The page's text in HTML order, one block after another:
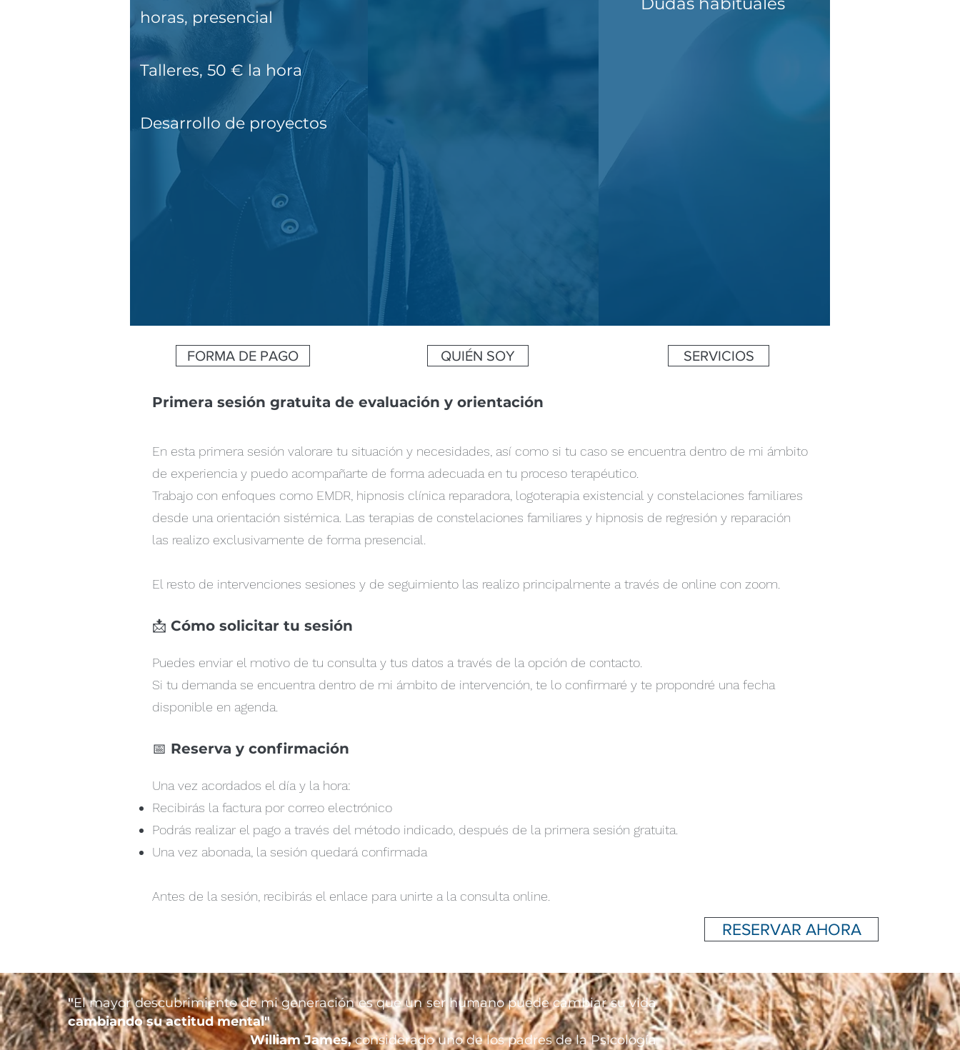
horas, presencial
Talleres, 50 € la hora
Desarrollo de proyectos
FORMA DE PAGO QUIÉN SOY SERVICIOS
Primera sesión gratuita de evaluación y orientación
En esta primera sesión valorare tu situación y necesidades, así como si tu caso se encuentra dentro de mi ámbito
de experiencia y puedo acompañarte de forma adecuada en tu proceso terapéutico.
Trabajo con enfoques como EMDR, hipnosis clínica reparadora, logoterapia existencial y constelaciones familiares
desde una orientación sistémica. Las terapias de constelaciones familiares y hipnosis de regresión y reparación
las realizo exclusivamente de forma presencial.
El resto de intervenciones sesiones y de seguimiento las realizo principalmente a través de online con zoom.
📩 Cómo solicitar tu sesión
Puedes enviar el motivo de tu consulta y tus datos a través de la opción de contacto.
Si tu demanda se encuentra dentro de mi ámbito de intervención, te lo confirmaré y te propondré una fecha
disponible en agenda.
📅 Reserva y confirmación
Una vez acordados el día y la hora:
Recibirás la factura por correo electrónico
Podrás realizar el pago a través del método indicado, después de la primera sesión gratuita.
Una vez abonada, la sesión quedará confirmada
Antes de la sesión, recibirás el enlace para unirte a la consulta online.
RESERVAR AHORA
"El mayor descubrimiento de mi generación es que un ser humano puede cambiar su vida
cambiando su actitud mental"
William James,considerado uno de los padres de la Psicología